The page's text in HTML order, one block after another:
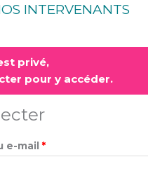
INTERVENANTS
privé,
pour y accéder.
e-mail *
Obligatoire